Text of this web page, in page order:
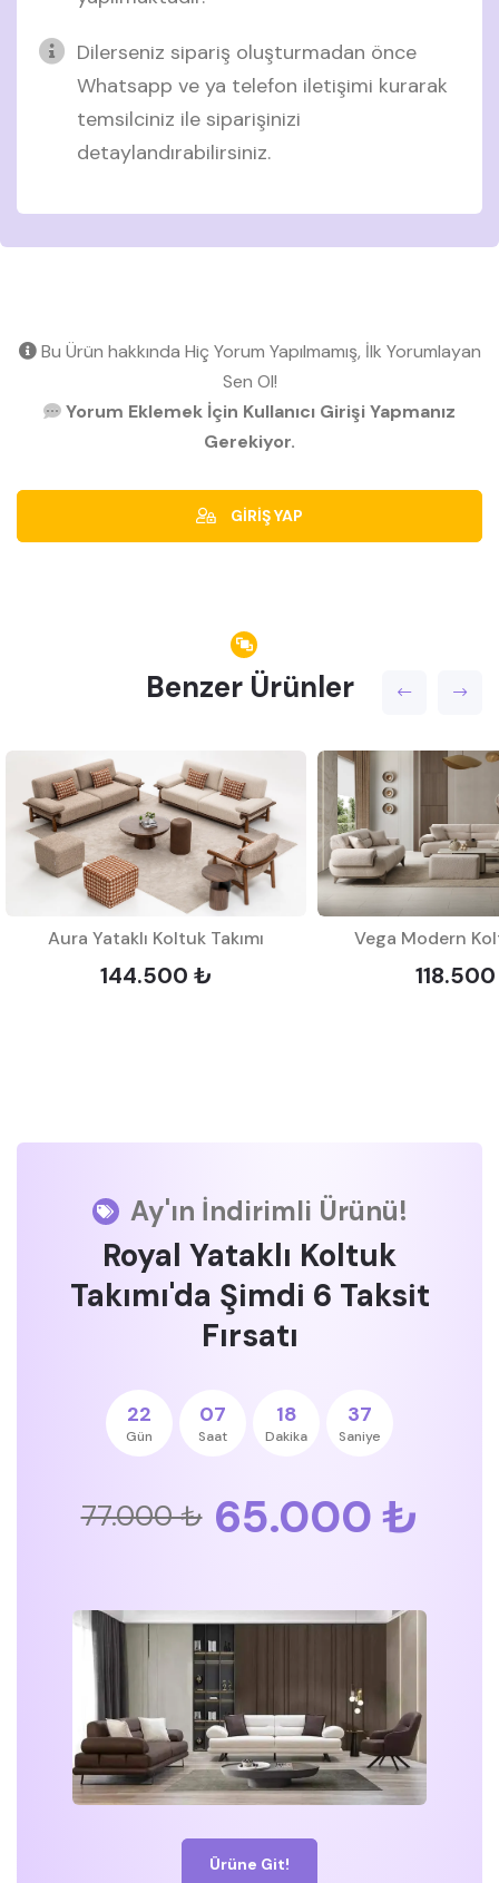
Dilerseniz sipariş oluşturmadan önce
Whatsapp ve ya telefon iletişimi kurarak
temsilciniz ile siparişinizi
detaylandırabilirsiniz.
Bu Ürün hakkında Hiç Yorum Yapılmamış, İlk Yorumlayan
Sen Ol!
Yorum Eklemek İçin Kullanıcı Girişi Yapmanız
Gerekiyor.
GİRİŞ YAP
Benzer Ürünler
Aura Yataklı Koltuk Takımı
144.500 ₺
Vega Modern
Ay'ın İndirimli Ürünü!
Royal Yataklı Koltuk
Takımı'da Şimdi 6 Taksit
Fırsatı
22
Gün
07
Saat
18
Dakika
36
Saniye
77.000 ₺ 65.000 ₺
Ürüne Git!